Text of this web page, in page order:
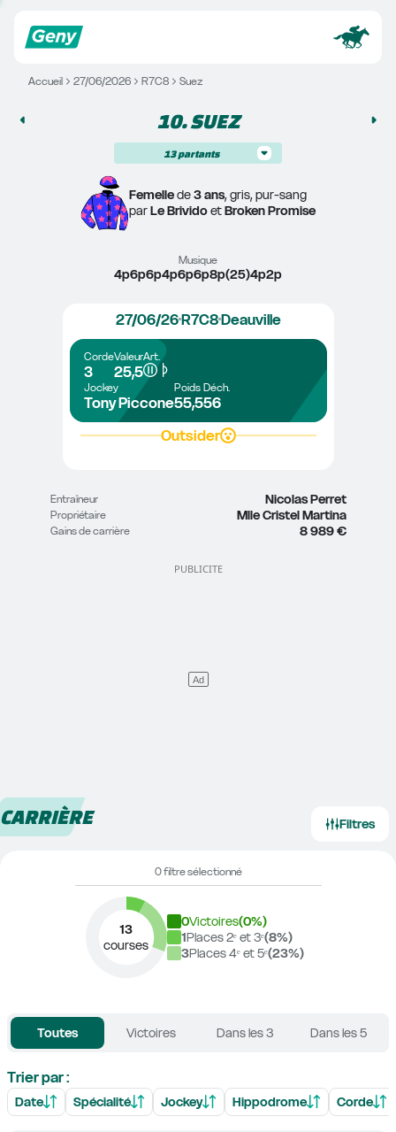
Accueil 27/06/2026 R7C8 Suez
10. SUEZ
13 partants
Femelle de 3 ans, gris, pur-sang
par Le Brivido et Broken Promise
Musique
4p6p6p4p6p6p8p(25)4p2p
27/06/26R7C8Deauville
Corde
3
Valeur
25,5
Art.
Jockey
Tony Piccone
Poids
55,5
Déch.
56
Outsider
Entraîneur Nicolas Perret
Propriétaire Mlle Cristel Martina
Gains de carrière 8 989 €
CARRIÈRE Filtres
0 filtre sélectionné
13
courses
0Victoires(0%)
1Places 2ᵉ et 3ᵉ(8%)
3Places 4ᵉ et 5ᵉ(23%)
Toutes Victoires Dans les 3 Dans les 5
Trier par :
Date Spécialité Jockey Hippodrome Corde